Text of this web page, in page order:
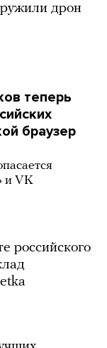
дрон
теперь
браузер
и VK
российского